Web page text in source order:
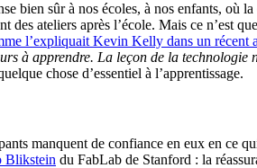
sûr à nos écoles, à nos enfants, où
des ateliers après l’école. Mais ce n’est
l’expliquait Kevin Kelly dans un récent
à apprendre. La leçon de la technologie
chose d’essentiel à l’apprentissage.
manquent de confiance en eux en ce
Blikstein du FabLab de Stanford : la